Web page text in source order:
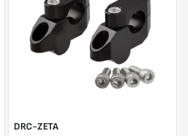
DRC-ZETA